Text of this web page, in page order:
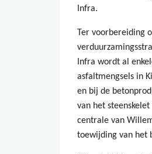
Infra.
Ter voorbereiding
Infra wordt al
asfaltmengsels in
en bij de
van het
centrale van
toewijding van het